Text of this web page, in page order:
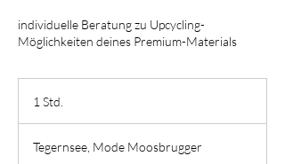
individuelle Beratung zu Upcycling-
Möglichkeiten deines Premium-Materials
1 Std.
d
Tegernsee, Mode Moosbrugger